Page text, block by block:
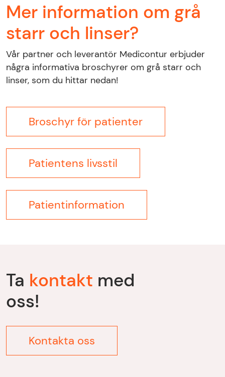
Mer information om grå
starr och linser?
Vår partner och leverantör Medicontur erbjuder
några informativa broschyrer om grå starr och
linser, som du hittar nedan!
Broschyr för patienter
Patientens livsstil
Patientinformation
Ta kontakt med
oss!
Kontakta oss